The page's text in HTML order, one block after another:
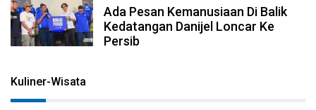
Ada Pesan Kemanusiaan Di Balik
Kedatangan Danijel Loncar Ke
Persib
Kuliner-Wisata